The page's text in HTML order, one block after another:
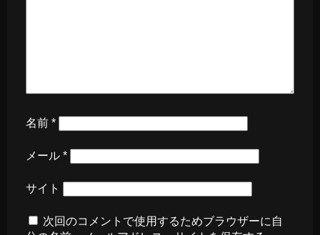
名前 *
メール *
サイト
次回のコメントで使用するためブラウザーに自